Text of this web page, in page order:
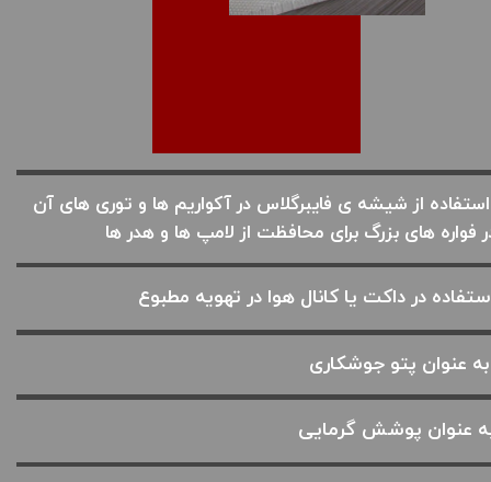
از شیشه ی فایبرگلاس در آکواریم ها و توری های آن
فواره های بزرگ برای محافظت از لامپ ها و هدر ها
در داکت یا کانال هوا در تهویه مطبوع
عنوان پتو جوشکاری
عنوان پوشش گرمایی